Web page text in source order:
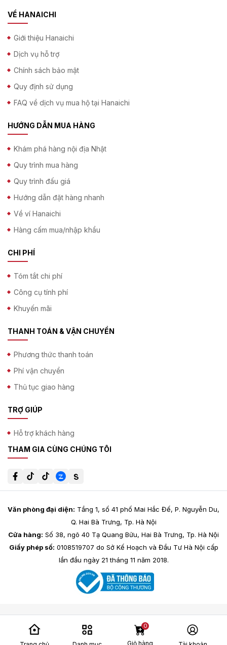
VỀ HANAICHI
Giới thiệu Hanaichi
Dịch vụ hỗ trợ
Chính sách bảo mật
Quy định sử dụng
FAQ về dịch vụ mua hộ tại Hanaichi
HƯỚNG DẪN MUA HÀNG
Khám phá hàng nội địa Nhật
Quy trình mua hàng
Quy trình đấu giá
Hướng dẫn đặt hàng nhanh
Về ví Hanaichi
Hàng cấm mua/nhập khẩu
CHI PHÍ
Tóm tắt chi phí
Công cụ tính phí
Khuyến mãi
THANH TOÁN & VẬN CHUYỂN
Phương thức thanh toán
Phí vận chuyển
Thủ tục giao hàng
TRỢ GIÚP
Hỗ trợ khách hàng
THAM GIA CÙNG CHÚNG TÔI
Văn phòng đại diện: Tầng 1, số 41 phố Mai Hắc Đế, P. Nguyễn Du,
Q. Hai Bà Trưng, Tp. Hà Nội
Cửa hàng: Số 38, ngõ 40 Tạ Quang Bửu, Hai Bà Trưng, Tp. Hà Nội
Giấy phép số: 0108519707 do Sở Kế Hoạch và Đầu Tư Hà Nội cấp
lần đầu ngày 21 tháng 11 năm 2018.
Giỏ hàng
0